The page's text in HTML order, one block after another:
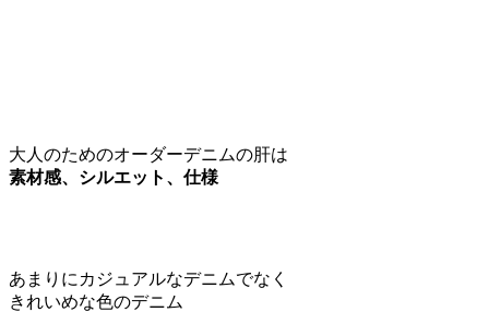
大人のためのオーダーデニムの肝は
素材感、シルエット、仕様
あまりにカジュアルなデニムでなく
きれいめな色のデニム